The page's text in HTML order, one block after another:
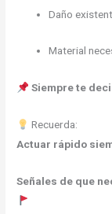
Daño
Material
Siempre te
Recuerda:
Actuar rápido
Señales de que